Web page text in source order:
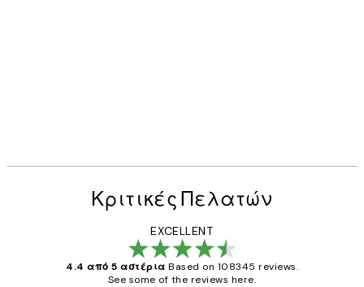
Κριτικές Πελατών
EXCELLENT
4.4 από 5 αστέρια Based on 108345 reviews.
See some of the reviews here.